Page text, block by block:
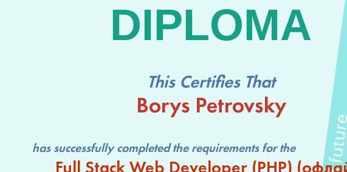
DIPLOMA
This Certifies That
Borys Petrovsky
has successfully completed the requirements for the
Full Stack Web Developer (РНР)